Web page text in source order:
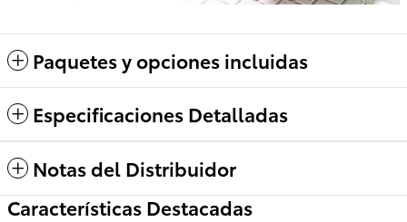
Paquetes y opciones incluidas
Especificaciones Detalladas
Notas del Distribuidor
Características Destacadas